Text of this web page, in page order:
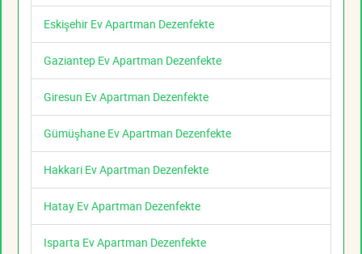
Eskişehir Ev Apartman Dezenfekte
Gaziantep Ev Apartman Dezenfekte
Giresun Ev Apartman Dezenfekte
Gümüşhane Ev Apartman Dezenfekte
Hakkari Ev Apartman Dezenfekte
Hatay Ev Apartman Dezenfekte
Isparta Ev Apartman Dezenfekte